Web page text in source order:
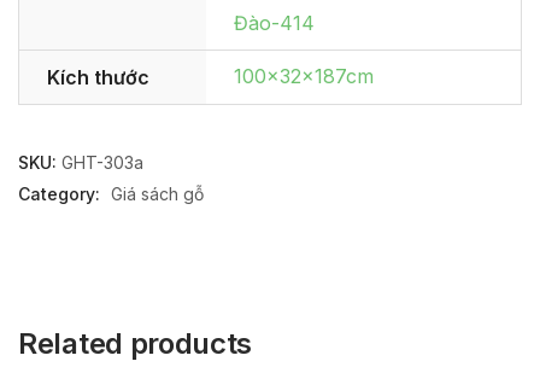
Đào-414
Kích thước 100x32x187cm
SKU: GHT-303a
Category: Giá sách gỗ
Related products